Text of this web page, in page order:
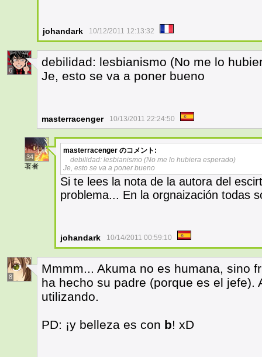
johandark 10/12/2011 12:13:32
6
debilidad: lesbianismo (No me lo
Je, esto se va a poner bueno
masterracenger 10/13/2011 22:24:50
34
著者
masterracenger のコメント:
debilidad: lesbianismo (No me lo hubiera esperado)
Je, esto se va a poner bueno
Si te lees la nota de la autora del
problema... En la orgnaización todas
johandark 10/14/2011 00:59:10
8
Mmmm... Akuma no es humana, sino
ha hecho su padre (porque es el jefe).
utilizando.
PD: ¡y belleza es con b! xD